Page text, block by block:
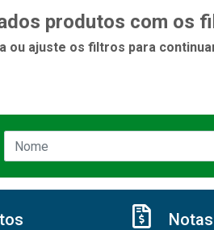
produtos com os
ou ajuste os filtros para